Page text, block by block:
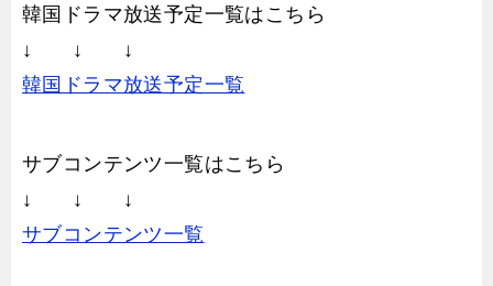
韓国ドラマ放送予定一覧はこちら
↓ ↓ ↓
韓国ドラマ放送予定一覧
サブコンテンツ一覧はこちら
↓ ↓ ↓
サブコンテンツ一覧